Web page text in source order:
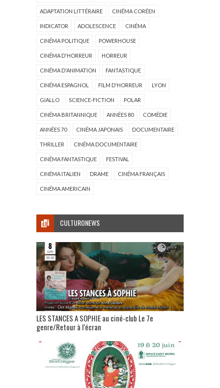
ADAPTATION LITTÉRAIRE CINÉMA CORÉEN
INDICATOR ADOLESCENCE CINÉMA
CINÉMA POLITIQUE POWERHOUSE
CINÉMA D'HORREUR HORREUR
CINÉMA D'ANIMATION FANTASTIQUE
CINÉMA ESPAGNOL FILM D'HORREUR LYON
GIALLO SCIENCE-FICTION POLAR
CINÉMA BRITANNIQUE ANNÉES 80 COMÉDIE
ANNÉES 70 CINÉMA JAPONAIS DOCUMENTAIRE
THRILLER CINÉMA DOCUMENTAIRE
CINÉMA FANTASTIQUE FESTIVAL
CINÉMA ITALIEN DRAME CINÉMA FRANÇAIS
CINÉMA AMERICAIN
CULTURONEWS
LES STANCES A SOPHIE au ciné-club Le 7e
genre/Retour à l’écran